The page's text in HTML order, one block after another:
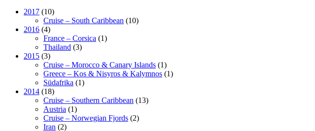
2017 (10)
Cruise – South Caribbean (10)
2016 (4)
France – Corsica (1)
Thailand (3)
2015 (3)
Cruise – Morocco & Canary Islands (1)
Greece – Kos & Nisyros & Kalymnos (1)
Südafrika (1)
2014 (18)
Cruise – Southern Caribbean (13)
Austria (1)
Cruise – Norwegian Fjords (2)
Iran (2)